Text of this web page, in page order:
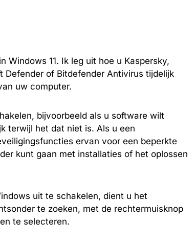
11. Ik leg uit hoe u Kaspersky,
Defender of Bitdefender Antivirus tijdelijk
uw computer.
bijvoorbeeld als u software wilt
terwijl het dat niet is. Als u een
ervan voor een beperkte
kunt gaan met installaties of het oplossen
uit te schakelen, dient u het
te zoeken, met de rechtermuisknop
te selecteren.